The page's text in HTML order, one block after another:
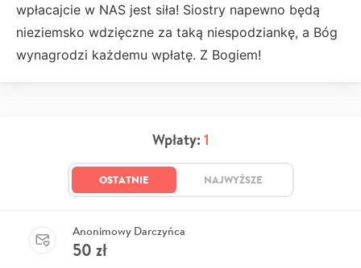
wpłacajcie w NAS jest siła! Siostry napewno będą
nieziemsko wdzięczne za taką niespodziankę, a Bóg
wynagrodzi każdemu wpłatę. Z Bogiem!
Wpłaty: 1
OSTATNIE NAJWYŻSZE
Anonimowy Darczyńca
50 zł